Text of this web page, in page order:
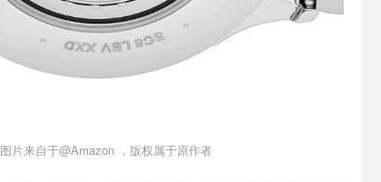
图片来自于@Amazon ，版权属于原作者